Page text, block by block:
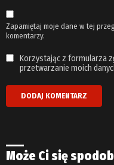
Zapamiętaj moje dane w tej
komentarzy.
Korzystając z formularza
przetwarzanie moich
Może Ci się